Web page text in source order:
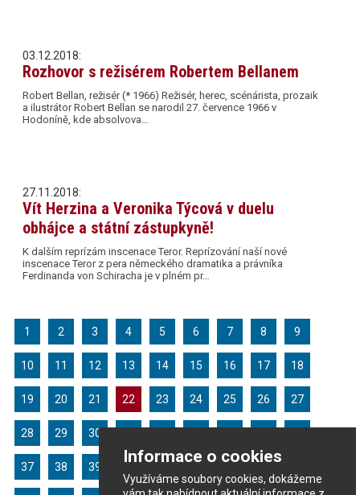
Informace o cookies
Využíváme soubory cookies, dokážeme
03.12.2018:
Rozhovor s režisérem Robertem Bellanem
Robert Bellan, režisér (* 1966) Režisér, herec, scénárista, prozaik
a ilustrátor Robert Bellan se narodil 27. července 1966 v
Hodoníně, kde absolvova…
27.11.2018:
Vít Herzina a Veronika Týcová v duelu
obhájce a státní zástupkyně!
K dalším reprízám inscenace Teror. Reprízování naší nové
inscenace Teror z pera německého dramatika a právníka
Ferdinanda von Schiracha je v plném pr…
1 2 3 4 5 6 7 8 9
10 11 12 13 14 15 16 17 18
19 20 21 22 23 24 25 26 27
28 29 30
37 38 39